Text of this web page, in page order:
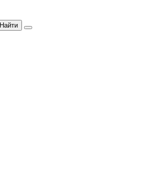
Найти